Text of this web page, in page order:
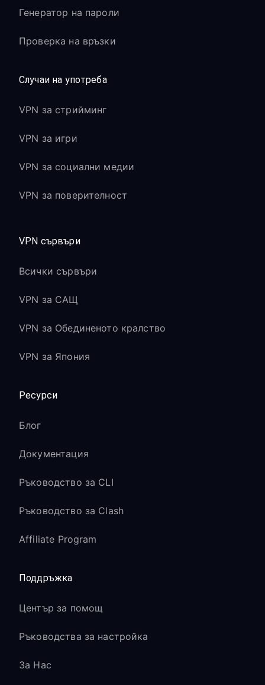
Генератор на пароли
Проверка на връзки
Случаи на употреба
VPN за стрийминг
VPN за игри
VPN за социални медии
VPN за поверителност
VPN сървъри
Всички сървъри
VPN за САЩ
VPN за Обединеното кралство
VPN за Япония
Ресурси
Блог
Документация
Ръководство за CLI
Ръководство за Clash
Affiliate Program
Поддръжка
Център за помощ
Ръководства за настройка
За Нас